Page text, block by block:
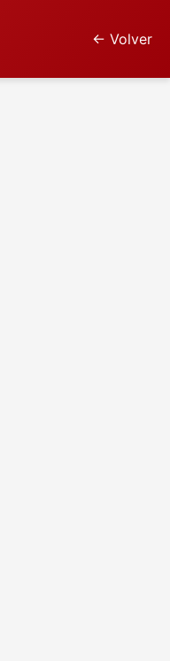
← Volver